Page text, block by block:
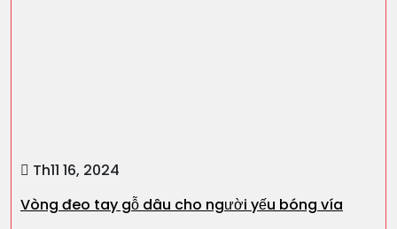
Th11 16, 2024
Vòng đeo tay gỗ dâu cho người yếu bóng vía